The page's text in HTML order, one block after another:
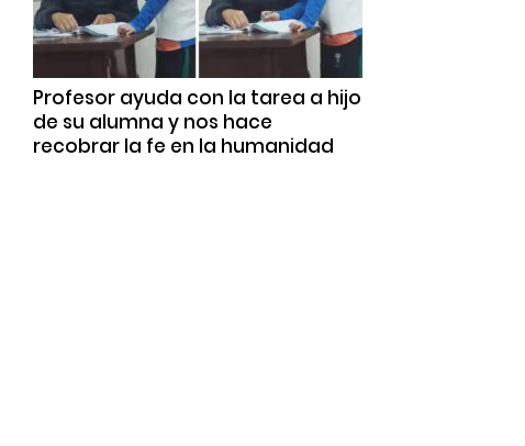
Profesor ayuda con la tarea a hijo
de su alumna y nos hace
recobrar la fe en la humanidad